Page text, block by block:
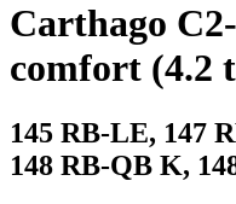
Carthago
comfort (4.2
145 RB-LE, 147
148 RB-QB K,